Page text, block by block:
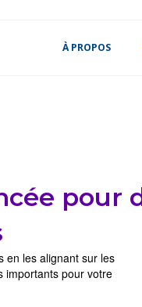
À PROPOS
pour
en les alignant sur les
importants pour votre